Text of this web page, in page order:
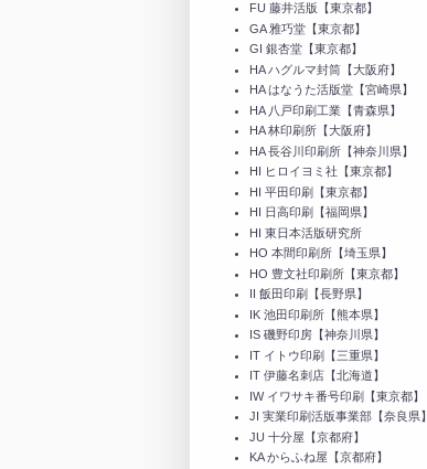
FU 藤井活版【東京都】
GA 雅巧堂【東京都】
GI 銀杏堂【東京都】
HA ハグルマ封筒【大阪府】
HA はなうた活版堂【宮崎県】
HA 八戸印刷工業【青森県】
HA 林印刷所【大阪府】
HA 長谷川印刷所【神奈川県】
HI ヒロイヨミ社【東京都】
HI 平田印刷【東京都】
HI 日高印刷【福岡県】
HI 東日本活版研究所
HO 本間印刷所【埼玉県】
HO 豊文社印刷所【東京都】
II 飯田印刷【長野県】
IK 池田印刷所【熊本県】
IS 磯野印房【神奈川県】
IT イトウ印刷【三重県】
IT 伊藤名刺店【北海道】
IW イワサキ番号印刷【東京都】
JI 実業印刷活版事業部【奈良県】
JU 十分屋【京都府】
KA からふね屋【京都府】